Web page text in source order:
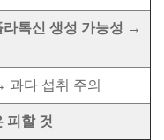
톡신 생성 가능성 →
과다 섭취 주의
피할 것